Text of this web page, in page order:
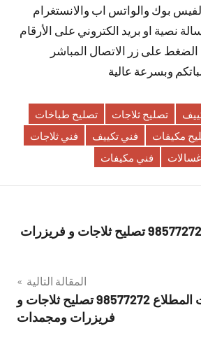
الفيس بوك والواتس اب والانستغرام
نصية او بريد الكتروني على الأرقام
الضغط على زر الاتصال المباشر
وبسرعة عالية
تصليح ثلاجات
تصليح طباخات
مكيفات فني تكييف
فني ثلاجات
فني مكيفات
فني ثلاجات القصر 98577272 تصليح ثلاجات و فريزرات
المقالة التالية
فني ثلاجات المطلاع 98577272 تصليح ثلاجات و
فريزرات ومجمدات